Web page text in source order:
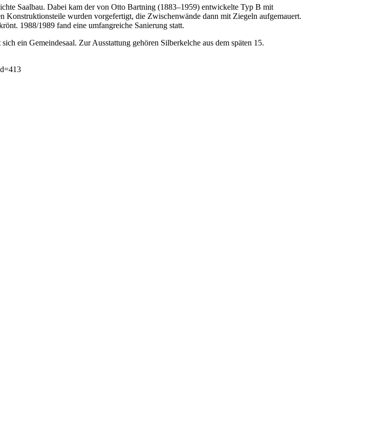
Saalbau. Dabei kam der von Otto Bartning (1883–1959) entwickelte Typ B mit
wurden vorgefertigt, die Zwischenwände dann mit Ziegeln aufgemauert.
1988/1989 fand eine umfangreiche Sanierung statt.
ein Gemeindesaal. Zur Ausstattung gehören Silberkelche aus dem späten 15.